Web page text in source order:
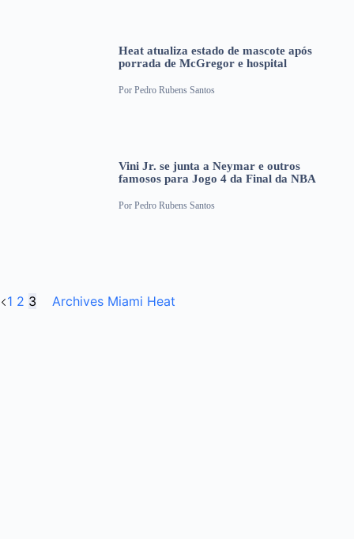
Heat atualiza estado de mascote após
porrada de McGregor e hospital
Por Pedro Rubens Santos
Vini Jr. se junta a Neymar e outros
famosos para Jogo 4 da Final da NBA
Por Pedro Rubens Santos
1 2 3 Archives Miami Heat